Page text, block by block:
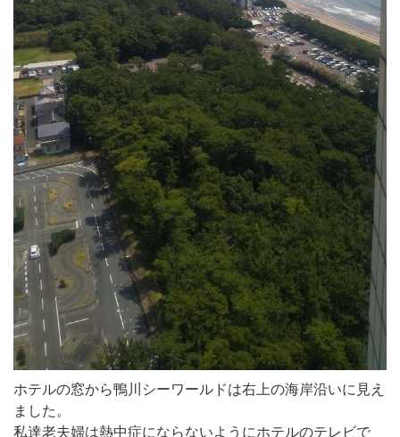
ホテルの窓から鴨川シーワールドは右上の海岸沿いに見え
ました。
私達老夫婦は熱中症にならないようにホテルのテレビで